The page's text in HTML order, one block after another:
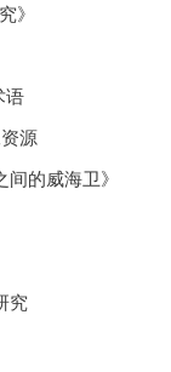
》
语
源
的威海卫》
究